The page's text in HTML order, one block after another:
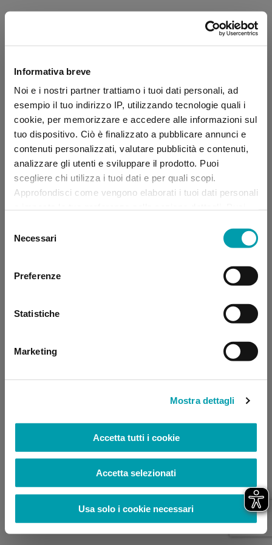
Informativa breve
Noi e i nostri partner trattiamo i tuoi dati personali, ad
esempio il tuo indirizzo IP, utilizzando tecnologie quali i
cookie, per memorizzare e accedere alle informazioni sul
tuo dispositivo. Ciò è finalizzato a pubblicare annunci e
contenuti personalizzati, valutare pubblicità e contenuti,
analizzare gli utenti e sviluppare il prodotto. Puoi
scegliere chi utilizza i tuoi dati e per quali scopi.
Approfondisci come vengono elaborati i tuoi dati personali
momento dalla Dichiarazione sui “
delNecessari
Preferenze
Statistiche
Marketing
Mostra dettagli
Accetta tutti i cookie
Accetta selezionati
Usa solo i cookie necessari
Application error: a client-side exception has occurred (see the
browser console for more information)